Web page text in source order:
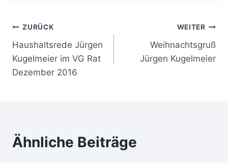
Beitragsnavigation
ZURÜCK
Haushaltsrede Jürgen
Kugelmeier im VG Rat
Dezember 2016
WEITER
Weihnachtsgruß
Jürgen Kugelmeier
Ähnliche Beiträge